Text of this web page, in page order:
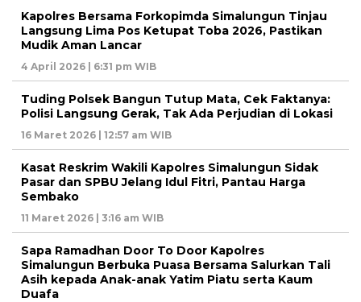
Kapolres Bersama Forkopimda Simalungun Tinjau
Langsung Lima Pos Ketupat Toba 2026, Pastikan
Mudik Aman Lancar
4 April 2026 | 6:31 pm WIB
Tuding Polsek Bangun Tutup Mata, Cek Faktanya:
Polisi Langsung Gerak, Tak Ada Perjudian di Lokasi
16 Maret 2026 | 12:57 am WIB
Kasat Reskrim Wakili Kapolres Simalungun Sidak
Pasar dan SPBU Jelang Idul Fitri, Pantau Harga
Sembako
11 Maret 2026 | 3:16 am WIB
Sapa Ramadhan Door To Door Kapolres
Simalungun Berbuka Puasa Bersama Salurkan Tali
Asih kepada Anak-anak Yatim Piatu serta Kaum
Duafa